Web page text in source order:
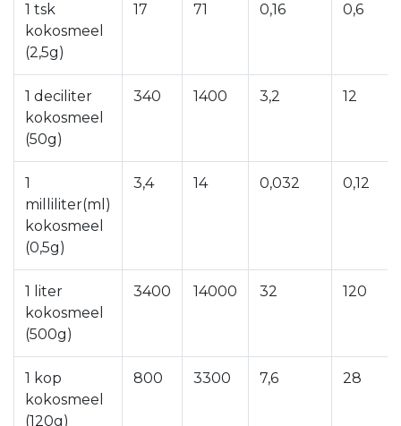
1 tsk
kokosmeel
(2,5g)
17 71 0,16 0,6
1 deciliter
kokosmeel
(50g)
340 1400 3,2 12
1
milliliter(ml)
kokosmeel
(0,5g)
3,4 14 0,032 0,12
1 liter
kokosmeel
(500g)
3400 14000 32 120
1 kop
kokosmeel
(120g)
800 3300 7,6 28